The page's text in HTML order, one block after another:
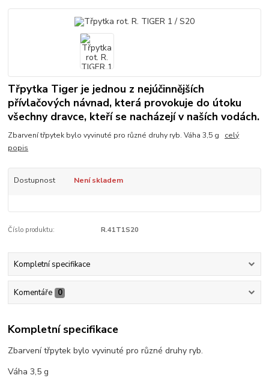
Třpytka Tiger je jednou z nejúčinnějších
přívlačových návnad, která provokuje do útoku
všechny dravce, kteří se nacházejí v naších vodách.
Zbarvení třpytek bylo vyvinuté pro různé druhy ryb. Váha 3,5 g celý
popis
Dostupnost Není skladem
Číslo produktu: R.41T1S20
Kompletní specifikace
Komentáře 0
Kompletní specifikace
Zbarvení třpytek bylo vyvinuté pro různé druhy ryb.
Váha 3,5 g